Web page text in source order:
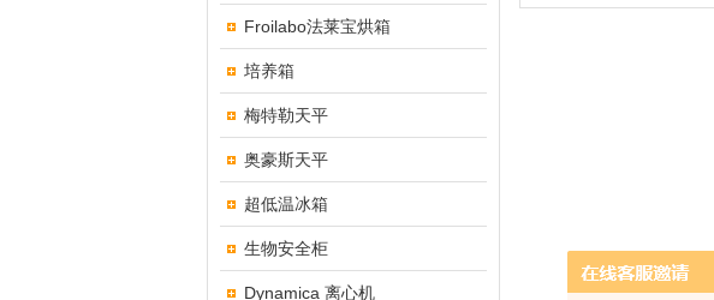
Froilabo法莱宝烘箱
培养箱
梅特勒天平
奥豪斯天平
超低温冰箱
生物安全柜
Dynamica 离心机